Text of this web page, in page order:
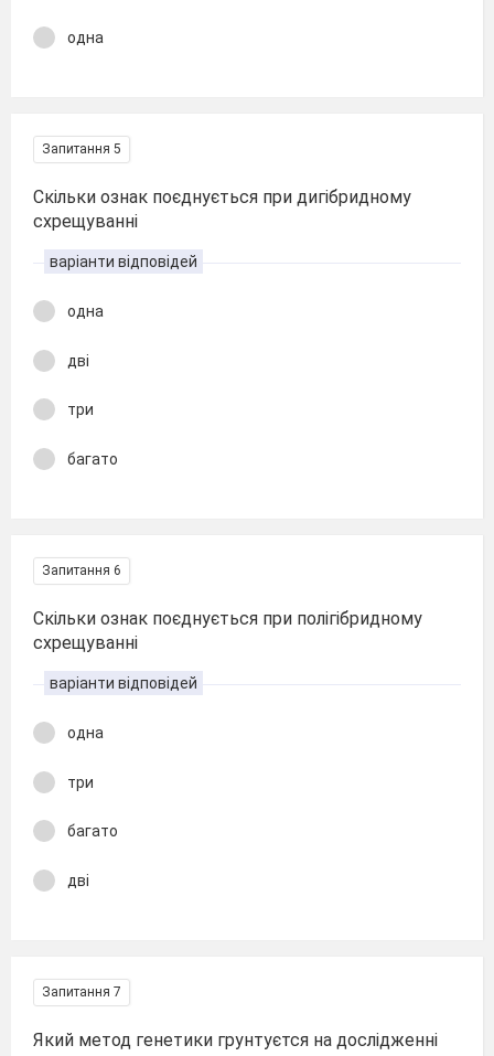
одна
Запитання 5
Скільки ознак поєднується при дигібридному
схрещуванні
варіанти відповідей
одна
дві
три
багато
Запитання 6
Скільки ознак поєднується при полігібридному
схрещуванні
варіанти відповідей
одна
три
багато
дві
Запитання 7
Який метод генетики грунтуєтся на дослідженні